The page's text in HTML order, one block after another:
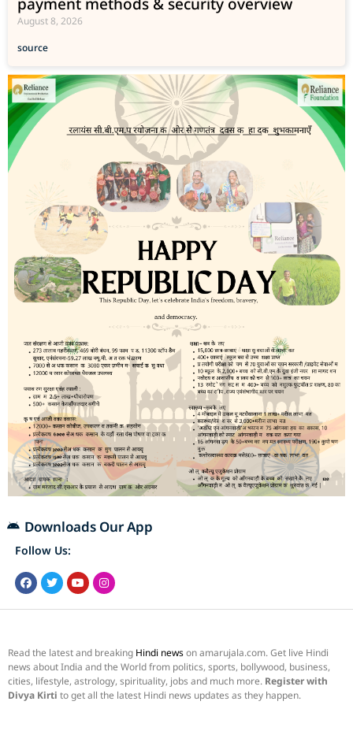
August 8, 2026
source
Downloads Our App
Follow Us:
Read the latest and breaking Hindi newson amarujala.com. Get live Hindi
news about India and the World from politics, sports, bollywood, business,
cities, lifestyle, astrology, spirituality, jobs and much more. Register with
Divya Kirti to get all the latest Hindi news updates as they happen.